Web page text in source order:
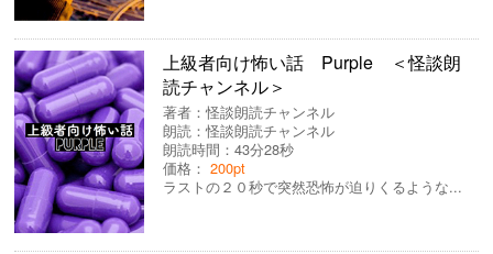
上級者向け怖い話 Purple ＜怪談朗
読チャンネル＞
著者：怪談朗読チャンネル
朗読：怪談朗読チャンネル
朗読時間：43分28秒
価格：200pt
ラストの２０秒で突然恐怖が迫りくるような...